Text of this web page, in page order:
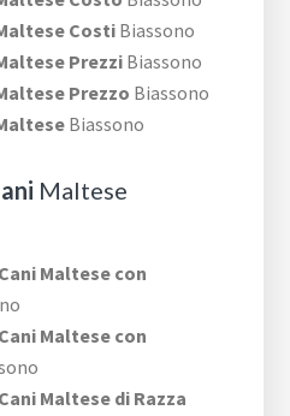
Costi Biassono
Prezzi Biassono
Prezzo Biassono
Biassono
Maltese
Maltese con
Maltese con
Maltese di Razza